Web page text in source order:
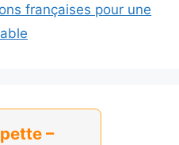
françaises pour une
–